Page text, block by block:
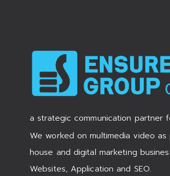
a strategic communication partner
We worked on multimedia video
house and digital marketing
Websites, Application and SEO.